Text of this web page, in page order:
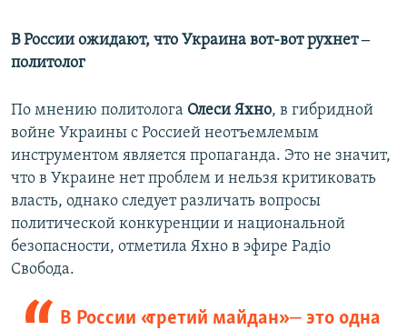
В России ожидают, что Украина вот-вот рухнет ‒
политолог
По мнению политолога Олеси Яхно, в гибридной
войне Украины с Россией неотъемлемым
инструментом является пропаганда. Это не значит,
что в Украине нет проблем и нельзя критиковать
власть, однако следует различать вопросы
политической конкуренции и национальной
безопасности, отметила Яхно в эфире Радіо
Свобода.
В России «третий майдан» ‒ это одна